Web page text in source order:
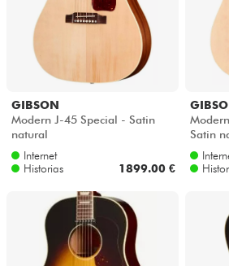
GIBSON
Modern J-45 Special - Satin
natural
Internet
Historias
1899.00 €
Satin